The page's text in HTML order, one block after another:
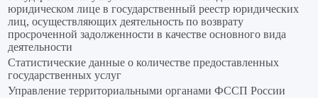
юридическом лице в государственный реестр юридических
лиц, осуществляющих деятельность по возврату
просроченной задолженности в качестве основного вида
деятельности
Статистические данные о количестве предоставленных
государственных услуг
Управление территориальными органами ФССП России